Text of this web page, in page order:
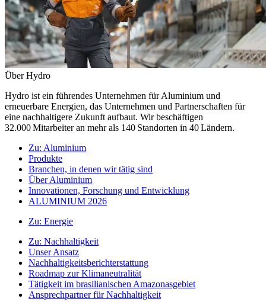
Über Hydro
Hydro ist ein führendes Unternehmen für Aluminium und
erneuerbare Energien, das Unternehmen und Partnerschaften für
eine nachhaltigere Zukunft aufbaut. Wir beschäftigen
32.000 Mitarbeiter an mehr als 140 Standorten in 40 Ländern.
Zu: Aluminium
Produkte
Branchen, in denen wir tätig sind
Über Aluminium
Innovationen, Forschung und Entwicklung
ALUMINIUM 2026
Zu: Energie
Zu: Nachhaltigkeit
Unser Ansatz
Nachhaltigkeitsberichterstattung
Roadmap zur Klimaneutralität
Tätigkeit im brasilianischen Amazonasgebiet
Ansprechpartner für Nachhaltigkeit